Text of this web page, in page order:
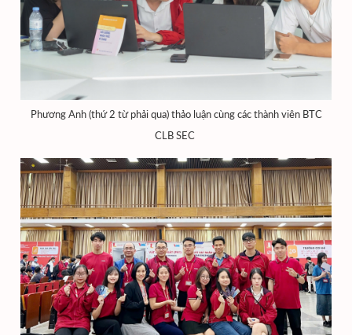
Phương Anh (thứ 2 từ phải qua) thảo luận cùng các thành viên BTC
CLB SEC